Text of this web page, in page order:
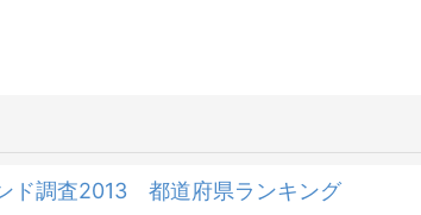
ド調査2013 都道府県ランキング